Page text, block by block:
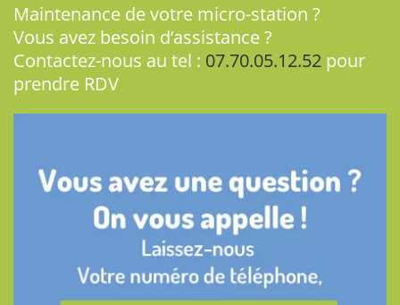
Maintenance de votre micro-station ?
Vous avez besoin d’assistance ?
Contactez-nous au tel : 07.70.05.12.52 pour
prendre RDV